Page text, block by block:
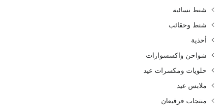
شنط نسائية
شنط وحقائب
أحذية
شواحن واكسسوارات
حلويات ومكسرات عيد
ملابس عيد
منتجات قرقيعان